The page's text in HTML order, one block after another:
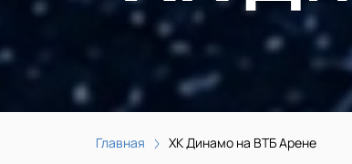
Главная ХК Динамо на ВТБ Арене